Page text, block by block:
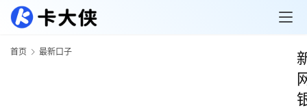
首页 最新口子